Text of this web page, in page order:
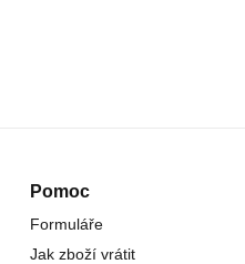
Pomoc
Formuláře
Jak zboží vrátit